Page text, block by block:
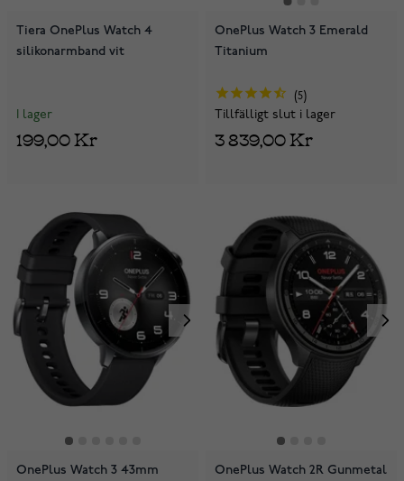
Tiera OnePlus Watch 4
silikonarmband vit
I lager
199,00 Kr
OnePlus Watch 3 Emerald
Titanium
5
Tillfälligt slut i lager
3 839,00 Kr
OnePlus Watch 3 43mm
OnePlus Watch 2R Gunmetal